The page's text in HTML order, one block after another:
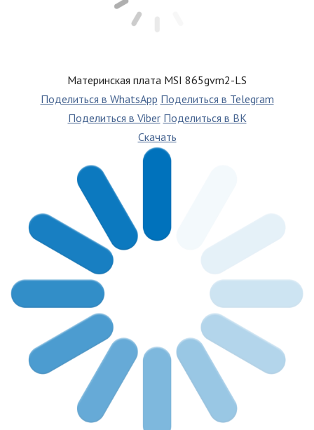
Материнская плата MSI 865gvm2-LS
Поделиться в WhatsApp Поделиться в Telegram
Поделиться в Viber Поделиться в ВК
Скачать